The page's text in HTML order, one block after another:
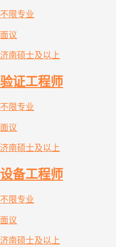
不限专业
面议
济南硕士及以上
验证工程师
不限专业
面议
济南硕士及以上
设备工程师
不限专业
面议
济南硕士及以上